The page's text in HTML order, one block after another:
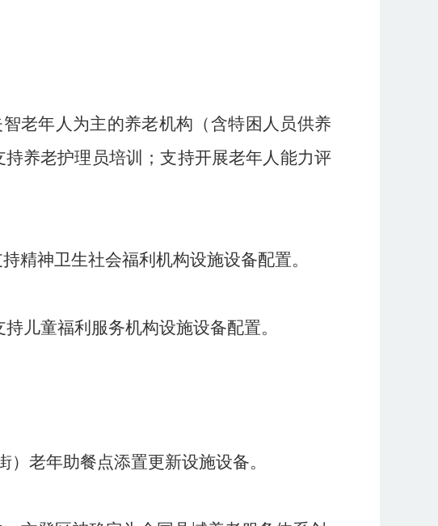
老年人为主的养老机构（含特困人员供养
养老护理员培训；支持开展老年人能力评
精神卫生社会福利机构设施设备配置。
持儿童福利服务机构设施设备配置。
）老年助餐点添置更新设施设备。